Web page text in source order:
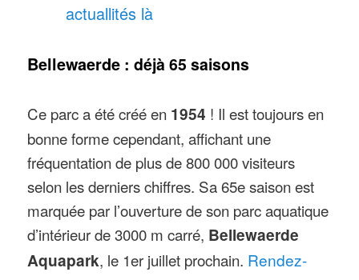
actuallités là
Bellewaerde : déjà 65 saisons
Ce parc a été créé en 1954 ! Il est toujours en
bonne forme cependant, affichant une
fréquentation de plus de 800 000 visiteurs
selon les derniers chiffres. Sa 65e saison est
marquée par l’ouverture de son parc aquatique
d’intérieur de 3000 m carré, Bellewaerde
Aquapark, le 1er juillet prochain. Rendez-